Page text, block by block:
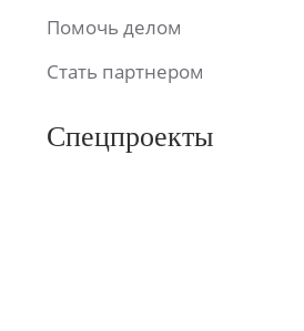
Помочь делом
Стать партнером
Спецпроекты